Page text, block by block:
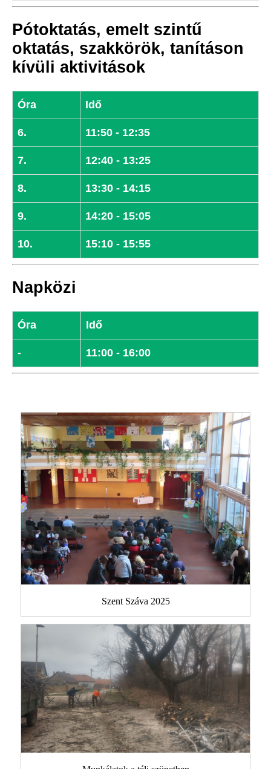
Pótoktatás, emelt szintű
oktatás, szakkörök, tanításon
kívüli aktivitások
Óra Idő
6. 11:50 - 12:35
7. 12:40 - 13:25
8. 13:30 - 14:15
9. 14:20 - 15:05
10. 15:10 - 15:55
Napközi
Óra Idő
- 11:00 - 16:00